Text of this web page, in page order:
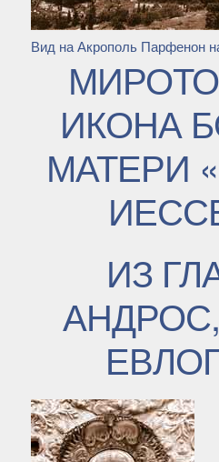
Вид на Акрополь Парфенон
ИКОНА
МАТЕРИ
ИЗ